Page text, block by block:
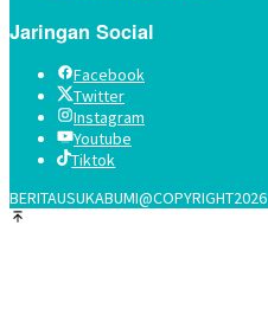
Jaringan Social
Facebook
Twitter
Instagram
Youtube
Tiktok
BERITAUSUKABUMI@COPYRIGHT2026